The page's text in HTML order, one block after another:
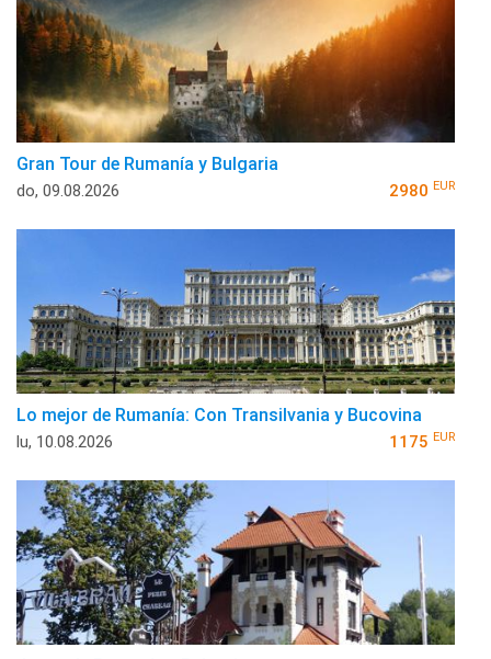
Gran Tour de Rumanía y Bulgaria
do, 09.08.2026 2980 EUR
Lo mejor de Rumanía: Con Transilvania y Bucovina
lu, 10.08.2026 1175 EUR